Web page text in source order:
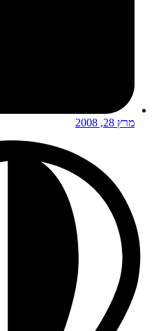
מרץ 28, 2008